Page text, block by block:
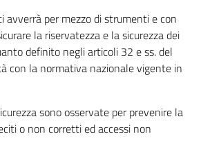
per mezzo di strumenti e con
la riservatezza e la sicurezza dei
definito negli articoli 32 e ss. del
con la normativa nazionale vigente in
sono osservate per prevenire la
o non corretti ed accessi non